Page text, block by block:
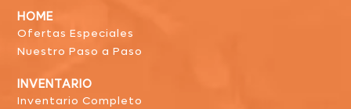
HOME
Ofertas Especiales
Nuestro Paso a Paso
INVENTARIO
Inventario Completo